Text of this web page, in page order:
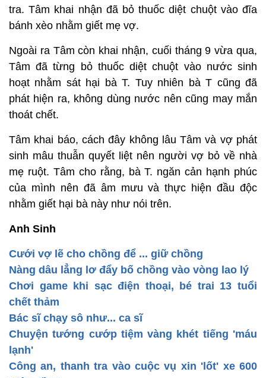
tra. Tâm khai nhận đã bỏ thuốc diệt chuột vào đĩa
bánh xèo nhằm giết mẹ vợ.
Ngoài ra Tâm còn khai nhận, cuối tháng 9 vừa qua,
Tâm đã từng bỏ thuốc diệt chuột vào nước sinh
hoạt nhằm sát hại bà T. Tuy nhiên bà T cũng đã
phát hiện ra, không dùng nước nên cũng may mắn
thoát chết.
Tâm khai báo, cách đây không lâu Tâm và vợ phát
sinh mâu thuẫn quyết liệt nên người vợ bỏ về nhà
mẹ ruột. Tâm cho rằng, bà T. ngăn cản hạnh phúc
của mình nên đã âm mưu và thực hiện đầu độc
nhằm giết hại bà này như nói trên.
Anh Sinh
Cưới vợ lẽ cho chồng để ... giữ chồng
Nàng dâu lẳng lơ đẩy bố chồng vào vòng lao lý
Chơi game khi sạc điện thoại, bé trai 13 tuổi
chết thảm
Bác sĩ chạy sô như... ca sĩ
Chuyện tướng cướp tiệm vàng khét tiếng 'máu
lạnh'
Công an, thanh tra vào cuộc vụ xin 'lốt' xe 600